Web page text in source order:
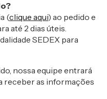
(clique aqui) ao pedido e
até 2 dias úteis.
SEDEX para
nossa equipe entrará
receber as informações